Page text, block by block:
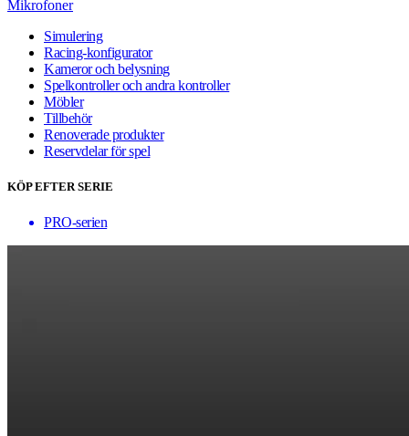
Mikrofoner
Simulering
Racing-konfigurator
Kameror och belysning
Spelkontroller och andra kontroller
Möbler
Tillbehör
Renoverade produkter
Reservdelar för spel
KÖP EFTER SERIE
PRO-serien